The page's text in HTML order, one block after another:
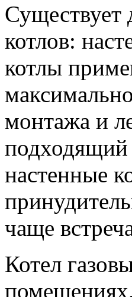
Существует
котлов:
котлы
монтажа и
подходящий
настенные
чаще
Котел